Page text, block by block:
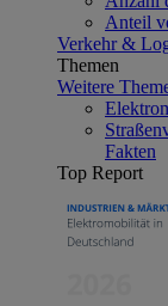
Anteil
Verkehr &
Themen
Weitere
Fakten
Top Report